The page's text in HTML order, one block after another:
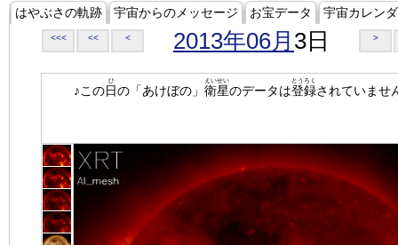
はやぶさの軌跡 宇宙からのメッセージ お宝データ 宇宙カレン
<<< << < 2013年06月 3日 >
♪この日
ひ
の「あけぼの」 衛星
えいせい
のデータは登録
とうろく
されていませ